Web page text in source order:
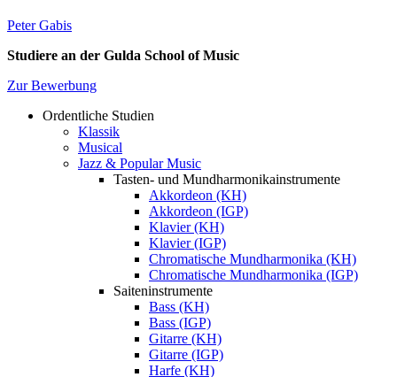
Peter Gabis
Studiere an der Gulda School of Music
Zur Bewerbung
Academics
Ordentliche Studien
Klassik
Musical
Jazz & Popular Music
Tasten- und Mundharmonikainstrumente
Akkordeon (KH)
Akkordeon (IGP)
Klavier (KH)
Klavier (IGP)
Chromatische Mundharmonika (KH)
Chromatische Mundharmonika (IGP)
Saiteninstrumente
Bass (KH)
Bass (IGP)
Gitarre (KH)
Gitarre (IGP)
Harfe (KH)